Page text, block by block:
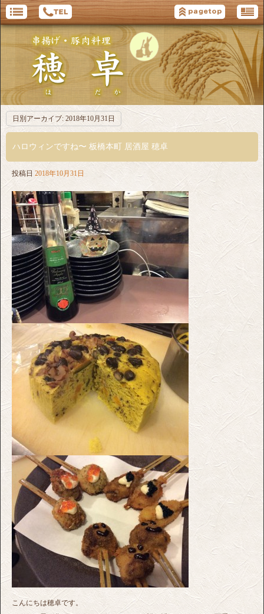
日別アーカイブ: 2018年10月31日
ハロウィンですね〜 板橋本町 居酒屋 穂卓
投稿日 2018年10月31日
こんにちは穂卓です。